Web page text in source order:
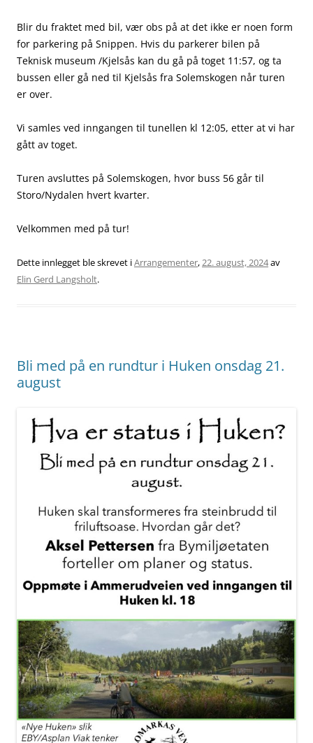
Blir du fraktet med bil, vær obs på at det ikke er noen form
for parkering på Snippen. Hvis du parkerer bilen på
Teknisk museum /Kjelsås kan du gå på toget 11:57, og ta
bussen eller gå ned til Kjelsås fra Solemskogen når turen
er over.
Vi samles ved inngangen til tunellen kl 12:05, etter at vi har
gått av toget.
Turen avsluttes på Solemskogen, hvor buss 56 går til
Storo/Nydalen hvert kvarter.
Velkommen med på tur!
Dette innlegget ble skrevet iArrangementer,22. august, 2024av
Elin Gerd Langsholt.
Bli med på en rundtur i Huken onsdag 21.
august